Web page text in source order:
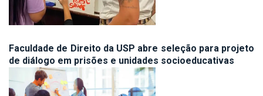
Faculdade de Direito da USP abre seleção para projeto
de diálogo em prisões e unidades socioeducativas